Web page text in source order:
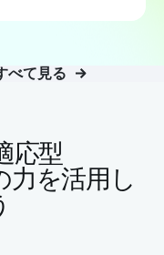
べて見る
応型
を活用し